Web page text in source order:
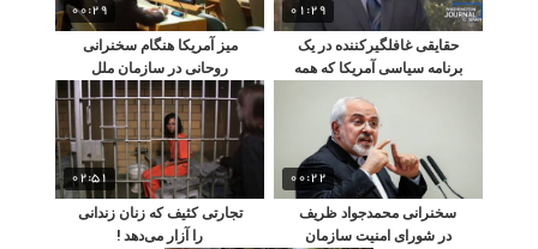
01:29
حقایقی غافلگیرکننده در یک
برنامه سیاسی آمریکا که همه
00:29
میز آمریکا هنگام سخنرانی
روحانی در سازمان ملل
00:22
سخنرانی محمدجواد ظریف
در شورای امنیت سازمان
02:51
تجارتی کثیف که زنان زندانی
را آزار می‌دهد !